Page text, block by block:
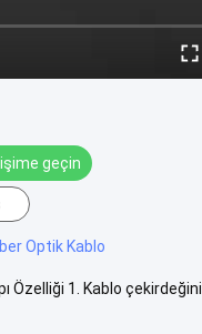
geçin
Optik Kablo
Özelliği 1. Kablo çekirdeğini